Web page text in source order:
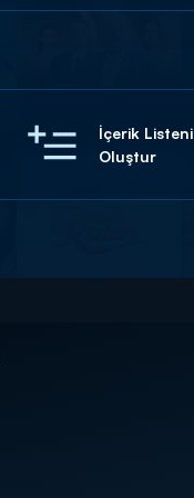
İçerik Listeni
Oluştur